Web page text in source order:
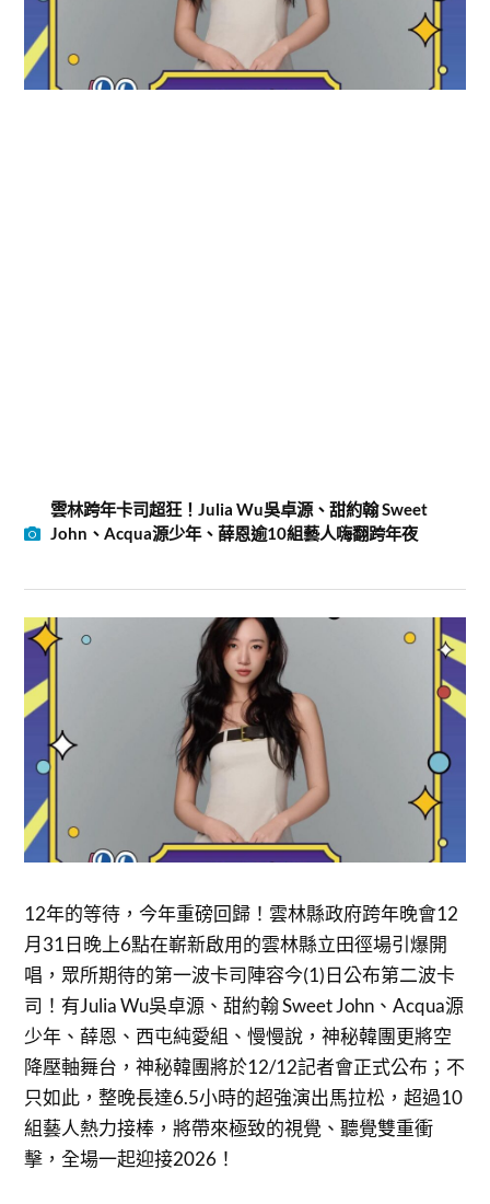
雲林跨年卡司超狂！Julia Wu吳卓源、甜約翰 Sweet
John、Acqua源少年、薛恩逾10組藝人嗨翻跨年夜
12年的等待，今年重磅回歸！雲林縣政府跨年晚會12
月31日晚上6點在嶄新啟用的雲林縣立田徑場引爆開
唱，眾所期待的第一波卡司陣容今(1)日公布第二波卡
司！有Julia Wu吳卓源、甜約翰 Sweet John、Acqua源
少年、薛恩、西屯純愛組、慢慢說，神秘韓團更將空
降壓軸舞台，神秘韓團將於12/12記者會正式公布；不
只如此，整晚長達6.5小時的超強演出馬拉松，超過10
組藝人熱力接棒，將帶來極致的視覺、聽覺雙重衝
擊，全場一起迎接2026！